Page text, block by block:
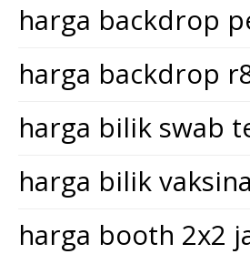
harga backdrop
harga backdrop
harga bilik swab
harga bilik
harga booth 2x2